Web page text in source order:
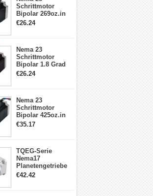
Schrittmotor
Bipolar 269oz.in
2,8A 57x57x76mm
€26.24
Nema 23
Schrittmotor
Bipolar 1.8 Grad
1.9Nm 3A 3.36V 4
€26.24
Nema 23
Schrittmotor
Bipolar 425oz.in
4.2A 57x57x114mm
€35.17
TQEG-Serie
Nema17
Planetengetriebe
5:1 Spiel 15Arc-
€42.42